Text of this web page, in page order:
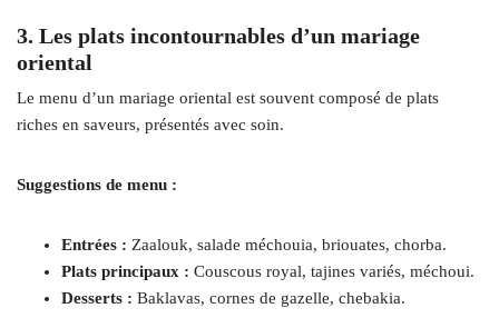
3. Les plats incontournables d’un mariage
oriental
Le menu d’un mariage oriental est souvent composé de plats
riches en saveurs, présentés avec soin.
Suggestions de menu :
Entrées : Zaalouk, salade méchouia, briouates, chorba.
Plats principaux : Couscous royal, tajines variés, méchoui.
Desserts : Baklavas, cornes de gazelle, chebakia.